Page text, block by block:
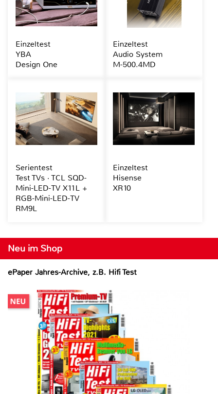
Neu im Shop
ePaper Jahres-Archive, z.B. Hifi Test
Einzeltest
YBA
Design One
Einzeltest
Audio System
M-500.4MD
Serientest
Test TVs · TCL SQD-
Mini-LED-TV X11L +
RGB-Mini-LED-TV
RM9L
Einzeltest
Hisense
XR10